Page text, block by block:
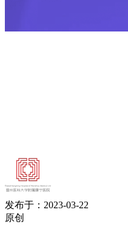
发布于：2023-03-22
原创